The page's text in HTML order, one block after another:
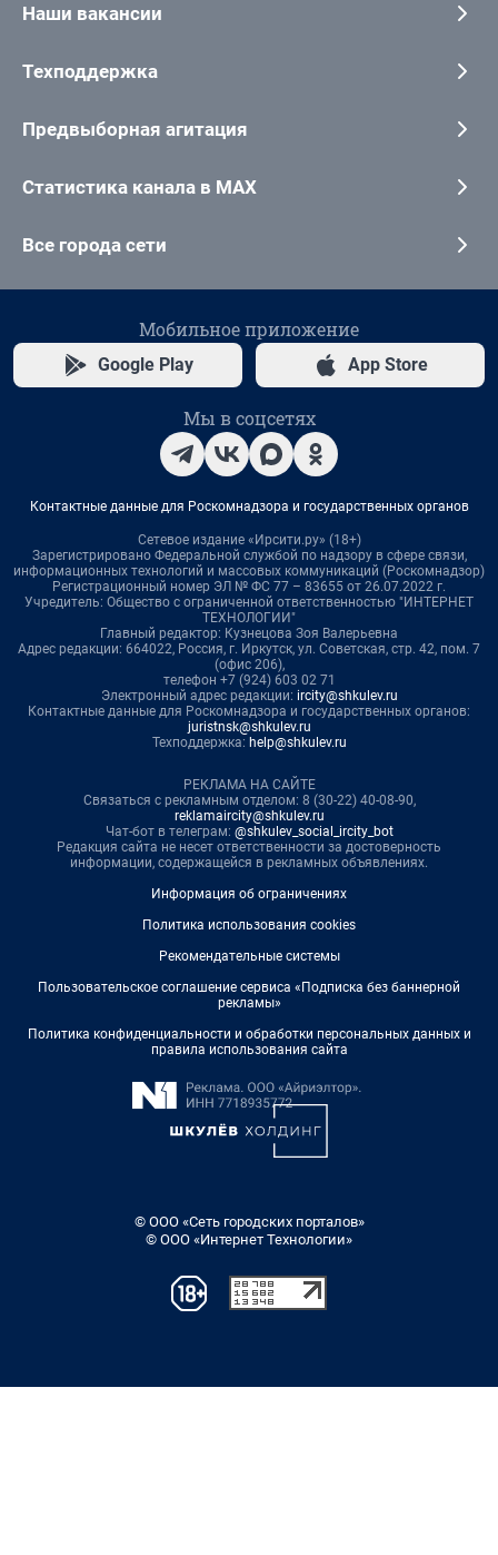
Наши вакансии
Техподдержка
Предвыборная агитация
Статистика канала в MAX
Все города сети
Мобильное приложение
Google Play App Store
Мы в соцсетях
Контактные данные для Роскомнадзора и государственных органов
Сетевое издание «Ирсити.ру» (18+)
Зарегистрировано Федеральной службой по надзору в сфере связи,
информационных технологий и массовых коммуникаций (Роскомнадзор)
Регистрационный номер ЭЛ № ФС 77 – 83655 от 26.07.2022 г.
Учредитель: Общество с ограниченной ответственностью "ИНТЕРНЕТ
ТЕХНОЛОГИИ"
Главный редактор: Кузнецова Зоя Валерьевна
Адрес редакции: 664022, Россия, г. Иркутск, ул. Советская, стр. 42, пом. 7
(офис 206),
телефон +7 (924) 603 02 71
Электронный адрес редакции: ircity@shkulev.ru
Контактные данные для Роскомнадзора и государственных органов:
juristnsk@shkulev.ru
Техподдержка: help@shkulev.ru
РЕКЛАМА НА САЙТЕ
Связаться с рекламным отделом: 8 (30-22) 40-08-90,
reklamaircity@shkulev.ru
Чат-бот в телеграм: @shkulev_social_ircity_bot
Редакция сайта не несет ответственности за достоверность
информации, содержащейся в рекламных объявлениях.
Информация об ограничениях
Политика использования cookies
Рекомендательные системы
Пользовательское соглашение сервиса «Подписка без баннерной
рекламы»
Политика конфиденциальности и обработки персональных данных и
правила использования сайта
© ООО «Сеть городских порталов»
© ООО «Интернет Технологии»